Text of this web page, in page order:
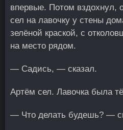
впервые. Потом вздохнул,
сел на лавочку у стены
зелёной краской, с
на место рядом.
— Садись, — сказал.
Артём сел. Лавочка была
— Что делать будешь? —